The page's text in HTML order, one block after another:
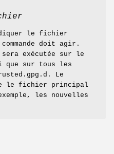
le fichier
doit agir.
sera exécutée sur le
sur tous les
Le
le fichier principal
les nouvelles